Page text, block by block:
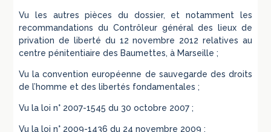
Vu les autres pièces du dossier, et notamment les
recommandations du Contrôleur général des lieux de
privation de liberté du 12 novembre 2012 relatives au
centre pénitentiaire des Baumettes, à Marseille ;
Vu la convention européenne de sauvegarde des droits
de l’homme et des libertés fondamentales ;
Vu la loi n° 2007-1545 du 30 octobre 2007 ;
Vu la loi n° 2009-1436 du 24 novembre 2009 ;